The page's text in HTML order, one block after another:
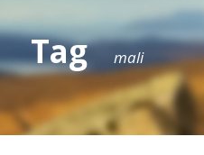
Tag mali